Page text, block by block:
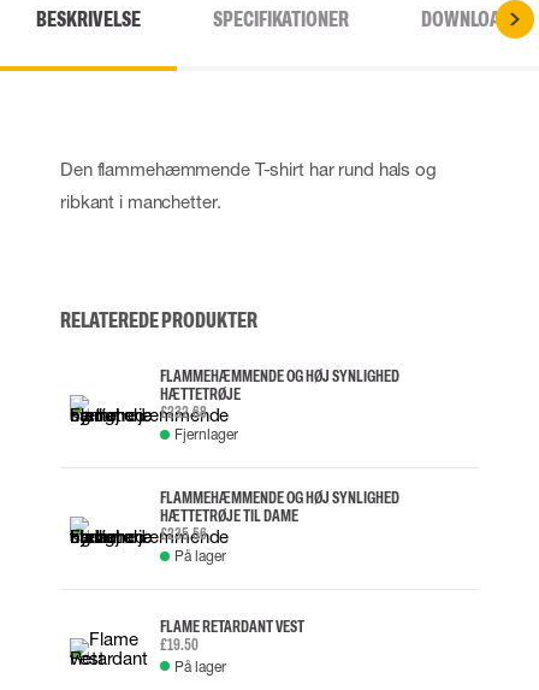
BESKRIVELSE SPECIFIKATIONER DOWNLOADS
Den flammehæmmende T-shirt har rund hals og
ribkant i manchetter.
RELATEREDE PRODUKTER
FLAMMEHÆMMENDE OG HØJ SYNLIGHED
HÆTTETRØJE
£232.68
Fjernlager
FLAMMEHÆMMENDE OG HØJ SYNLIGHED
HÆTTETRØJE TIL DAME
£235.56
På lager
FLAME RETARDANT VEST
£19.50
På lager